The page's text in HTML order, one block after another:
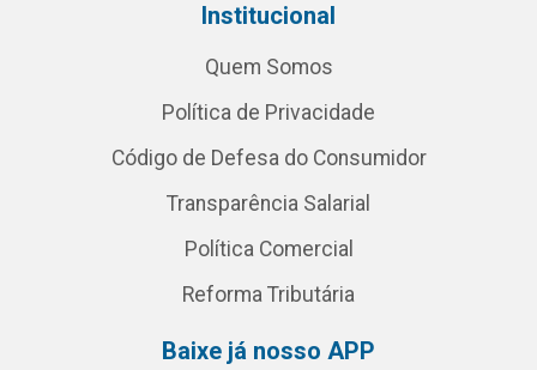
Institucional
Quem Somos
Política de Privacidade
Código de Defesa do Consumidor
Transparência Salarial
Política Comercial
Reforma Tributária
Baixe já nosso APP